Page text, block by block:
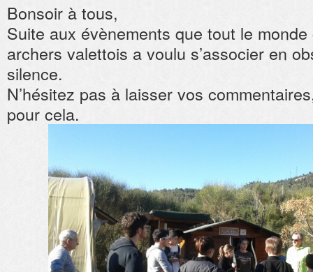
Bonsoir à tous,
Suite aux évènements que tout le
archers valettois a voulu s’associer en
silence.
N’hésitez pas à laisser vos
pour cela.